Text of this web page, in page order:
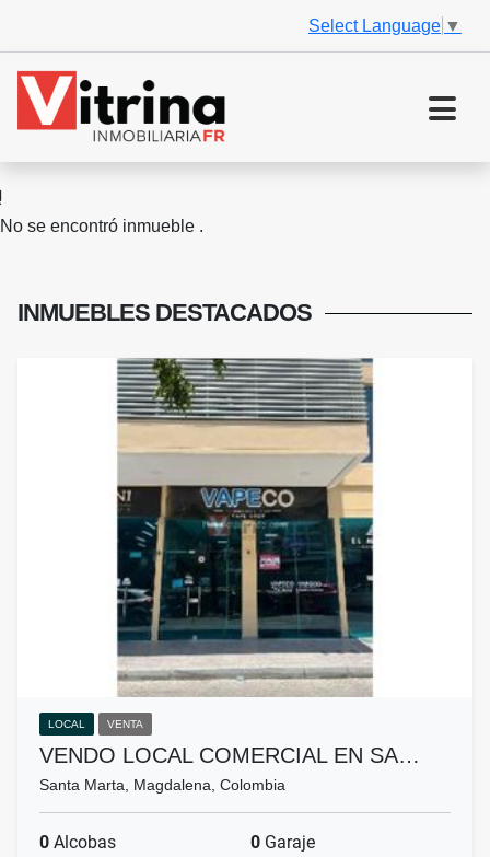
Select Language ▼
No se encontró inmueble .
INMUEBLES DESTACADOS
LOCAL VENTA
VENDO LOCAL COMERCIAL EN SA…
Santa Marta, Magdalena, Colombia
0 Alcobas 0 Garaje